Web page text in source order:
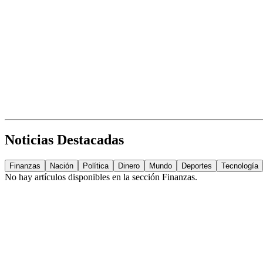
Noticias Destacadas
Finanzas Nación Política Dinero Mundo Deportes Tecnología
No hay artículos disponibles en la sección Finanzas.